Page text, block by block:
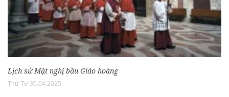
Lịch sử Mật nghị bầu Giáo hoàng
Thứ Tư 30.04.2025